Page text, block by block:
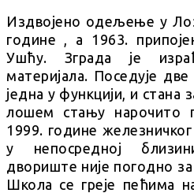
Издвојено одељење у
године , а 1963.
Ушћу. Зграда је
материјала. Поседује
једна у функцији, и стана
лошем стању нарочито
1999. године
у непосредној
двориште није погодно
Школа се греје пећима